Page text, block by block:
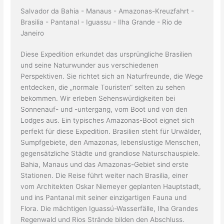
Salvador da Bahia - Manaus - Amazonas-Kreuzfahrt -
Brasilia - Pantanal - Iguassu - Ilha Grande - Rio de
Janeiro
Diese Expedition erkundet das ursprüngliche Brasilien
und seine Naturwunder aus verschiedenen
Perspektiven. Sie richtet sich an Naturfreunde, die Wege
entdecken, die „normale Touristen“ selten zu sehen
bekommen. Wir erleben Sehenswürdigkeiten bei
Sonnenauf- und -untergang, vom Boot und von den
Lodges aus. Ein typisches Amazonas-Boot eignet sich
perfekt für diese Expedition. Brasilien steht für Urwälder,
Sumpfgebiete, den Amazonas, lebenslustige Menschen,
gegensätzliche Städte und grandiose Naturschauspiele.
Bahia, Manaus und das Amazonas-Gebiet sind erste
Stationen. Die Reise führt weiter nach Brasilia, einer
vom Architekten Oskar Niemeyer geplanten Hauptstadt,
und ins Pantanal mit seiner einzigartigen Fauna und
Flora. Die mächtigen Iguassú-Wasserfälle, Ilha Grandes
Regenwald und Rios Strände bilden den Abschluss.